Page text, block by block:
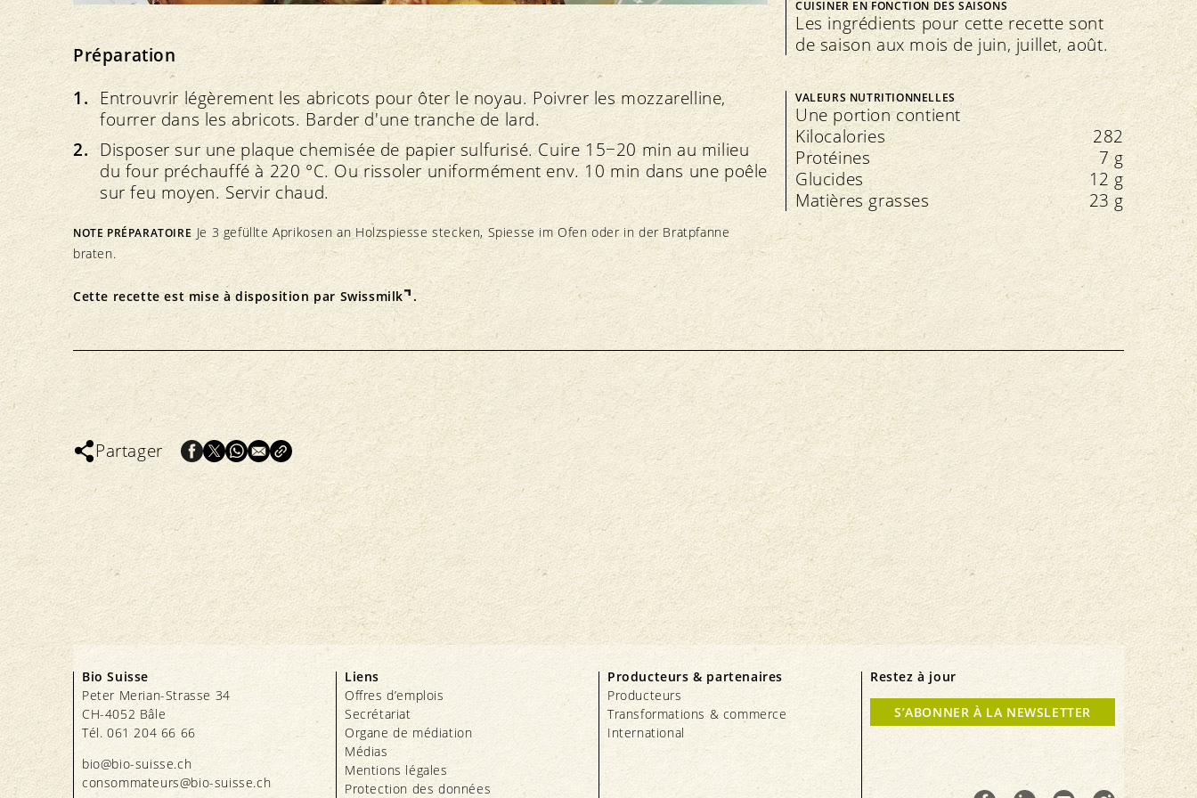
Préparation
Entrouvrir légèrement les abricots pour ôter le noyau. Poivrer les mozzarelline,
fourrer dans les abricots. Barder d'une tranche de lard.
Disposer sur une plaque chemisée de papier sulfurisé. Cuire 15−20 min au milieu
du four préchauffé à 220 °C. Ou rissoler uniformément env. 10 min dans une poêle
sur feu moyen. Servir chaud.
NOTE PRÉPARATOIRE Je 3 gefüllte Aprikosen an Holzspiesse stecken, Spiesse im Ofen oder in der Bratpfanne
braten.
Cette recette est mise à disposition par Swissmilk .
CUISINER EN FONCTION DES SAISONS
Les ingrédients pour cette recette sont
de saison aux mois de juin, juillet, août.
VALEURS NUTRITIONNELLES
Une portion contient
Kilocalories
282
Protéines
7 g
Glucides
12 g
Matières grasses
23 g
Partager
Bio Suisse
Peter Merian-Strasse 34
CH-4052 Bâle
Tél. 061 204 66 66
bio@bio-suisse.ch
consommateurs@bio-suisse.ch
Liens
Offres d’emplois
Secrétariat
Organe de médiation
Médias
Mentions légales
Protection des données
Producteurs & partenaires
Producteurs
Transformations & commerce
International
Restez à jour
S’ABONNER À LA NEWSLETTER